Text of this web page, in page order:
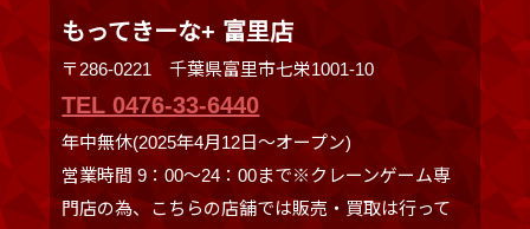
もってきーな+ 富里店
〒286-0221 千葉県富里市七栄1001-10
TEL 0476-33-6440
年中無休(2025年4月12日～オープン)
営業時間 9：00～24：00まで※クレーンゲーム専
門店の為、こちらの店舗では販売・買取は行って